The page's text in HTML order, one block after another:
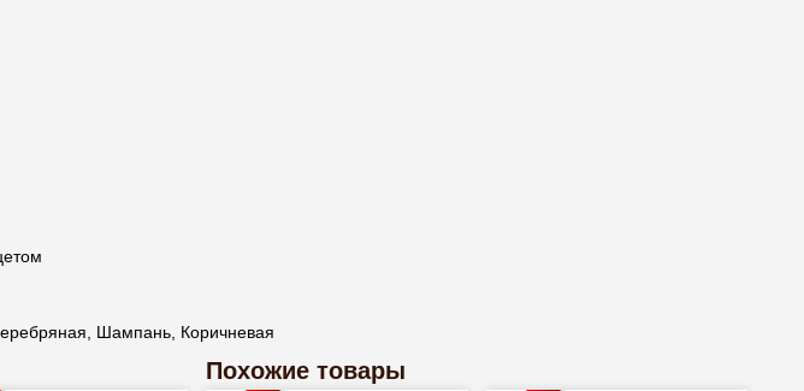
Шампань, Коричневая
Похожие товары